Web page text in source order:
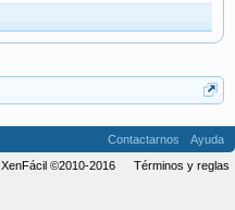
Contactarnos
Ayuda
Términos y reglas
XenFácil ©2010-2016